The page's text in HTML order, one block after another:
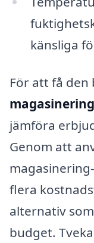
känsliga
För att få
jämföra
Genom att
flera
alternativ
budget.